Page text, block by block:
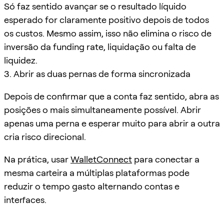
Só faz sentido avançar se o resultado líquido
esperado for claramente positivo depois de todos
os custos. Mesmo assim, isso não elimina o risco de
inversão da funding rate, liquidação ou falta de
liquidez.
3. Abrir as duas pernas de forma sincronizada
Depois de confirmar que a conta faz sentido, abra as
posições o mais simultaneamente possível. Abrir
apenas uma perna e esperar muito para abrir a outra
cria risco direcional.
Na prática, usarWalletConnect para conectar a
mesma carteira a múltiplas plataformas pode
reduzir o tempo gasto alternando contas e
interfaces.